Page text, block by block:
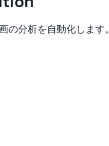
の分析を自動化します。